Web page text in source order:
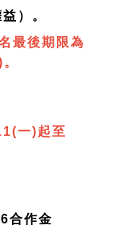
）。
最後期限為
一)起至
合作金